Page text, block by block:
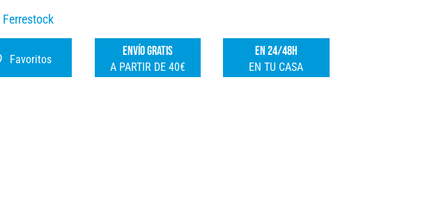
cantidad
r
a
Ferrestock
Favoritos
ENVÍO GRATIS
A PARTIR DE 40€
EN 24/48H
EN TU CASA